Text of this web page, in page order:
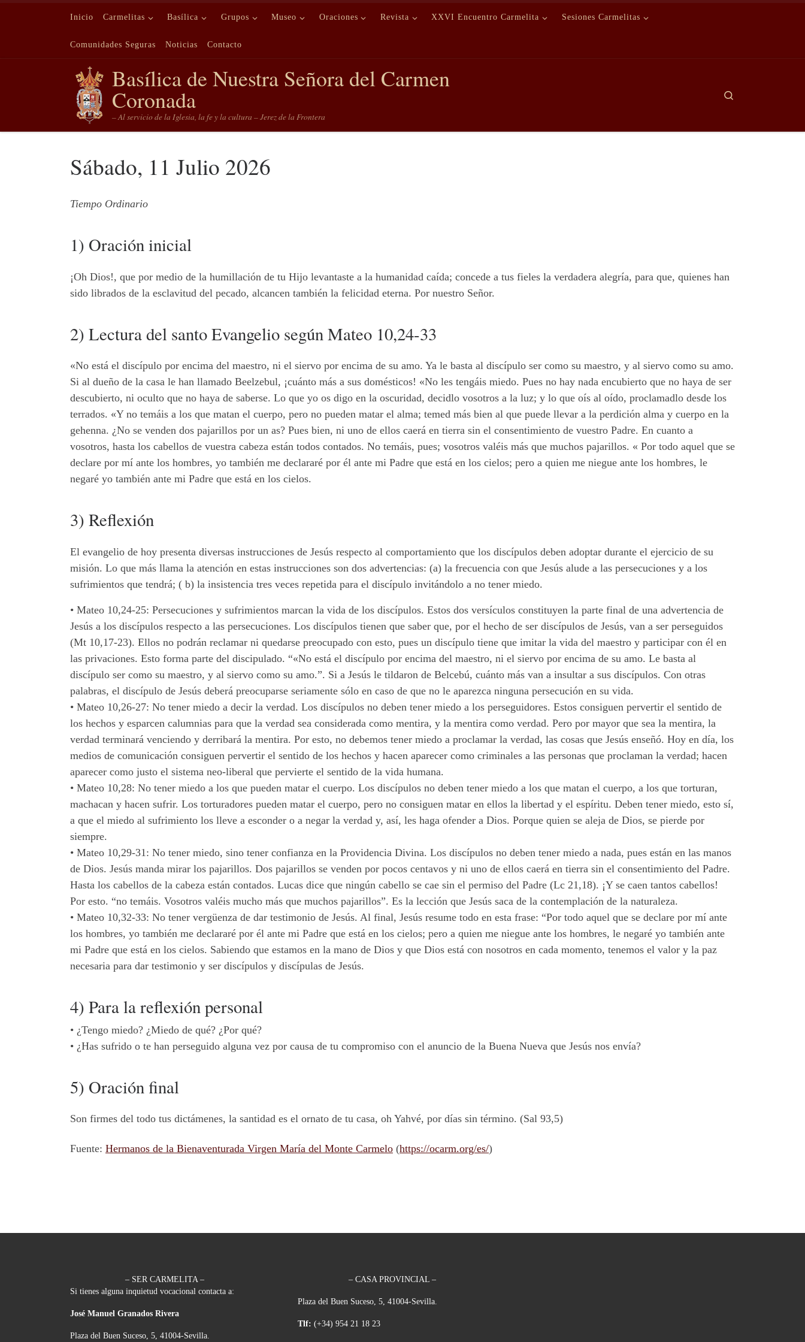
Saltar al contenido
Inicio Carmelitas Basílica Grupos Museo Oraciones Revista XXVI Encuentro Carmelita Sesiones Carmelitas
Comunidades Seguras Noticias Contacto
Basílica de Nuestra Señora del Carmen
Coronada
– Al servicio de la Iglesia, la fe y la cultura – Jerez de la Frontera
Sábado, 11 Julio 2026
Tiempo Ordinario
1) Oración inicial
¡Oh Dios!, que por medio de la humillación de tu Hijo levantaste a la humanidad caída; concede a tus fieles la verdadera alegría, para que, quienes han
sido librados de la esclavitud del pecado, alcancen también la felicidad eterna. Por nuestro Señor.
2) Lectura del santo Evangelio según Mateo 10,24-33
«No está el discípulo por encima del maestro, ni el siervo por encima de su amo. Ya le basta al discípulo ser como su maestro, y al siervo como su amo.
Si al dueño de la casa le han llamado Beelzebul, ¡cuánto más a sus domésticos! «No les tengáis miedo. Pues no hay nada encubierto que no haya de ser
descubierto, ni oculto que no haya de saberse. Lo que yo os digo en la oscuridad, decidlo vosotros a la luz; y lo que oís al oído, proclamadlo desde los
terrados. «Y no temáis a los que matan el cuerpo, pero no pueden matar el alma; temed más bien al que puede llevar a la perdición alma y cuerpo en la
gehenna. ¿No se venden dos pajarillos por un as? Pues bien, ni uno de ellos caerá en tierra sin el consentimiento de vuestro Padre. En cuanto a
vosotros, hasta los cabellos de vuestra cabeza están todos contados. No temáis, pues; vosotros valéis más que muchos pajarillos. « Por todo aquel que se
declare por mí ante los hombres, yo también me declararé por él ante mi Padre que está en los cielos; pero a quien me niegue ante los hombres, le
negaré yo también ante mi Padre que está en los cielos.
3) Reflexión
El evangelio de hoy presenta diversas instrucciones de Jesús respecto al comportamiento que los discípulos deben adoptar durante el ejercicio de su
misión. Lo que más llama la atención en estas instrucciones son dos advertencias: (a) la frecuencia con que Jesús alude a las persecuciones y a los
sufrimientos que tendrá; ( b) la insistencia tres veces repetida para el discípulo invitándolo a no tener miedo.
• Mateo 10,24-25: Persecuciones y sufrimientos marcan la vida de los discípulos. Estos dos versículos constituyen la parte final de una advertencia de
Jesús a los discípulos respecto a las persecuciones. Los discípulos tienen que saber que, por el hecho de ser discípulos de Jesús, van a ser perseguidos
(Mt 10,17-23). Ellos no podrán reclamar ni quedarse preocupado con esto, pues un discípulo tiene que imitar la vida del maestro y participar con él en
las privaciones. Esto forma parte del discipulado. “«No está el discípulo por encima del maestro, ni el siervo por encima de su amo. Le basta al
discípulo ser como su maestro, y al siervo como su amo.”. Si a Jesús le tildaron de Belcebú, cuánto más van a insultar a sus discípulos. Con otras
palabras, el discípulo de Jesús deberá preocuparse seriamente sólo en caso de que no le aparezca ninguna persecución en su vida.
• Mateo 10,26-27: No tener miedo a decir la verdad. Los discípulos no deben tener miedo a los perseguidores. Estos consiguen pervertir el sentido de
los hechos y esparcen calumnias para que la verdad sea considerada como mentira, y la mentira como verdad. Pero por mayor que sea la mentira, la
verdad terminará venciendo y derribará la mentira. Por esto, no debemos tener miedo a proclamar la verdad, las cosas que Jesús enseñó. Hoy en día, los
medios de comunicación consiguen pervertir el sentido de los hechos y hacen aparecer como criminales a las personas que proclaman la verdad; hacen
aparecer como justo el sistema neo-liberal que pervierte el sentido de la vida humana.
• Mateo 10,28: No tener miedo a los que pueden matar el cuerpo. Los discípulos no deben tener miedo a los que matan el cuerpo, a los que torturan,
machacan y hacen sufrir. Los torturadores pueden matar el cuerpo, pero no consiguen matar en ellos la libertad y el espíritu. Deben tener miedo, esto sí,
a que el miedo al sufrimiento los lleve a esconder o a negar la verdad y, así, les haga ofender a Dios. Porque quien se aleja de Dios, se pierde por
siempre.
• Mateo 10,29-31: No tener miedo, sino tener confianza en la Providencia Divina. Los discípulos no deben tener miedo a nada, pues están en las manos
de Dios. Jesús manda mirar los pajarillos. Dos pajarillos se venden por pocos centavos y ni uno de ellos caerá en tierra sin el consentimiento del Padre.
Hasta los cabellos de la cabeza están contados. Lucas dice que ningún cabello se cae sin el permiso del Padre (Lc 21,18). ¡Y se caen tantos cabellos!
Por esto. “no temáis. Vosotros valéis mucho más que muchos pajarillos”. Es la lección que Jesús saca de la contemplación de la naturaleza.
• Mateo 10,32-33: No tener vergüenza de dar testimonio de Jesús. Al final, Jesús resume todo en esta frase: “Por todo aquel que se declare por mí ante
los hombres, yo también me declararé por él ante mi Padre que está en los cielos; pero a quien me niegue ante los hombres, le negaré yo también ante
mi Padre que está en los cielos. Sabiendo que estamos en la mano de Dios y que Dios está con nosotros en cada momento, tenemos el valor y la paz
necesaria para dar testimonio y ser discípulos y discípulas de Jesús.
4) Para la reflexión personal
• ¿Tengo miedo? ¿Miedo de qué? ¿Por qué?
• ¿Has sufrido o te han perseguido alguna vez por causa de tu compromiso con el anuncio de la Buena Nueva que Jesús nos envía?
5) Oración final
Son firmes del todo tus dictámenes, la santidad es el ornato de tu casa, oh Yahvé, por días sin término. (Sal 93,5)
Fuente: Hermanos de la Bienaventurada Virgen María del Monte Carmelo (https://ocarm.org/es/)
– SER CARMELITA –
Si tienes alguna inquietud vocacional contacta a:
José Manuel Granados Rivera
Plaza del Buen Suceso, 5, 41004-Sevilla.
– CASA PROVINCIAL –
Plaza del Buen Suceso, 5, 41004-Sevilla.
Tlf: (+34) 954 21 18 23